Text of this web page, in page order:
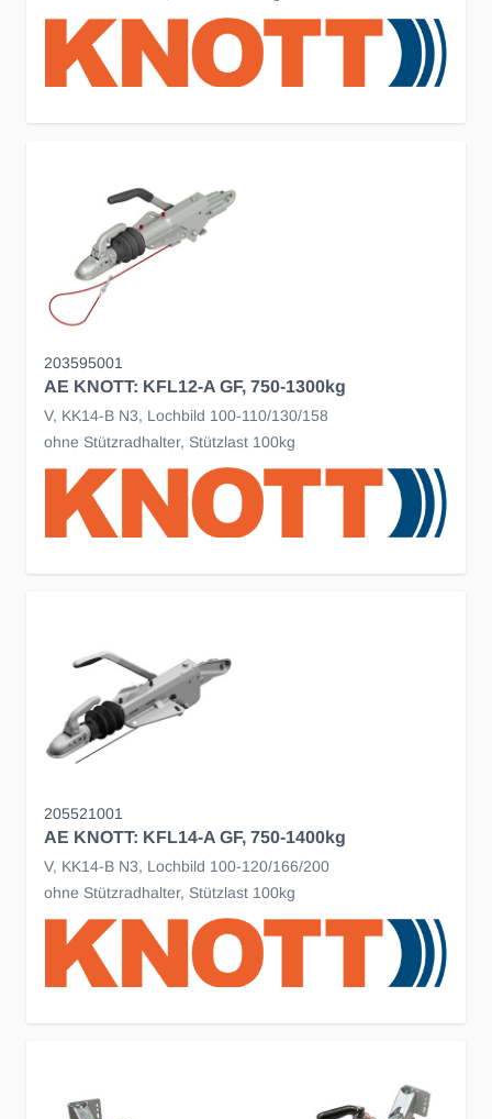
203595001
AE KNOTT: KFL12-A GF, 750-1300kg
V, KK14-B N3, Lochbild 100-110/130/158
ohne Stützradhalter, Stützlast 100kg
205521001
AE KNOTT: KFL14-A GF, 750-1400kg
V, KK14-B N3, Lochbild 100-120/166/200
ohne Stützradhalter, Stützlast 100kg